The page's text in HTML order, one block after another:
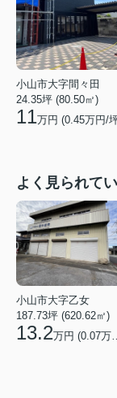
小山市大字間々田
24.35坪 (80.50㎡)
11万円 (0.45万円/
よく見られて
小山市大字乙女
187.73坪 (620.62㎡)
13.2万円 (0.07万円/坪)